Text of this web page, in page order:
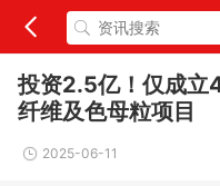
投资2.5亿！仅成立
纤维及色母粒项目
2025-06-11